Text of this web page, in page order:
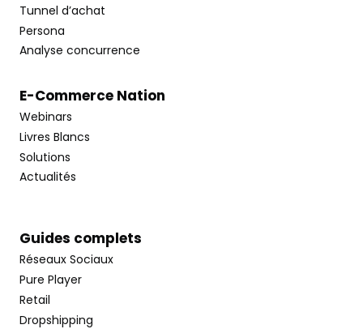
Tunnel d’achat
Persona
Analyse concurrence
E-Commerce Nation
Webinars
Livres Blancs
Solutions
Actualités
Guides complets
Réseaux Sociaux
Pure Player
Retail
Dropshipping